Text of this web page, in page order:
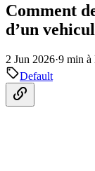
Comment
d’un
2 Jun 2026·9 min à
Default